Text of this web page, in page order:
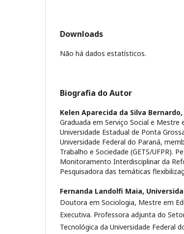
Downloads
Não há dados estatísticos.
Biografia do Autor
Kelen Aparecida da Silva Bernardo,
Graduada em Serviço Social e Mestre
Universidade Estadual de Ponta
Universidade Federal do Paraná,
Trabalho e Sociedade (GETS/UFPR).
Monitoramento Interdisciplinar da
Pesquisadora das temáticas
Fernanda Landolfi Maia,
Doutora em Sociologia, Mestre em
Executiva. Professora adjunta do
Tecnológica da Universidade Federal